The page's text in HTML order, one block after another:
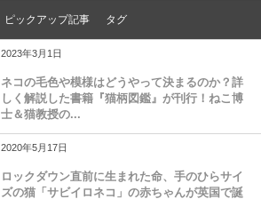
ピックアップ記事 タグ
2023年3月1日
ネコの毛色や模様はどうやって決まるのか？詳
しく解説した書籍『猫柄図鑑』が刊行！ねこ博
士＆猫教授の...
2020年5月17日
ロックダウン直前に生まれた命、手のひらサイ
ズの猫「サビイロネコ」の赤ちゃんが英国で誕